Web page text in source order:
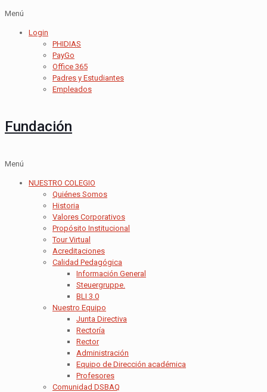
Menú
Login
PHIDIAS
PayGo
Office 365
Padres y Estudiantes
Empleados
Fundación
Menú
NUESTRO COLEGIO
Quiénes Somos
Historia
Valores Corporativos
Propósito Institucional
Tour Virtual
Acreditaciones
Calidad Pedagógica
Información General
Steuergruppe.
BLI 3.0
Nuestro Equipo
Junta Directiva
Rectoría
Rector
Administración
Equipo de Dirección académica
Profesores
Comunidad DSBAQ